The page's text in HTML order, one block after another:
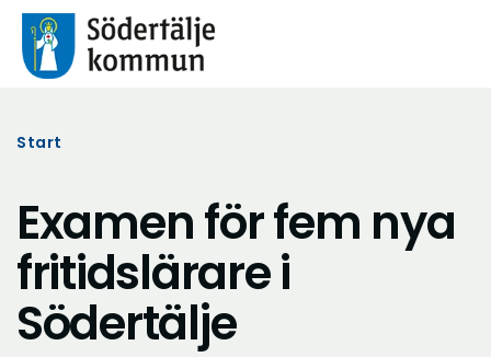
Start
Examen för fem nya
fritidslärare i
Södertälje